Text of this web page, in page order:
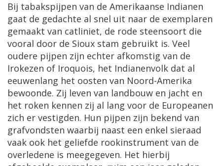
Bij tabakspijpen van de Amerikaanse Indianen
gaat de gedachte al snel uit naar de exemplaren
gemaakt van catliniet, de rode steensoort die
vooral door de Sioux stam gebruikt is. Veel
oudere pijpen zijn echter afkomstig van de
Irokezen of Iroquois, het Indianenvolk dat al
eeuwenlang het oosten van Noord-Amerika
bewoonde. Zij leven van landbouw en jacht en
het roken kennen zij al lang voor de Europeanen
zich er vestigden. Hun pijpen zijn bekend van
grafvondsten waarbij naast een enkel sieraad
vaak ook het geliefde rookinstrument van de
overledene is meegegeven. Het hierbij